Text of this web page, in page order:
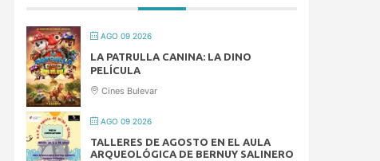
AGO 09 2026
LA PATRULLA CANINA: LA DINO
PELÍCULA
Cines Bulevar
AGO 09 2026
TALLERES DE AGOSTO EN EL AULA
ARQUEOLÓGICA DE BERNUY SALINERO